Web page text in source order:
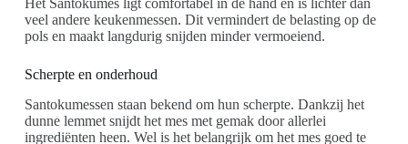
Het Santokumes ligt comfortabel in de hand en is lichter dan
veel andere keukenmessen. Dit vermindert de belasting op de
pols en maakt langdurig snijden minder vermoeiend.
Scherpte en onderhoud
Santokumessen staan bekend om hun scherpte. Dankzij het
dunne lemmet snijdt het mes met gemak door allerlei
ingrediënten heen. Wel is het belangrijk om het mes goed te